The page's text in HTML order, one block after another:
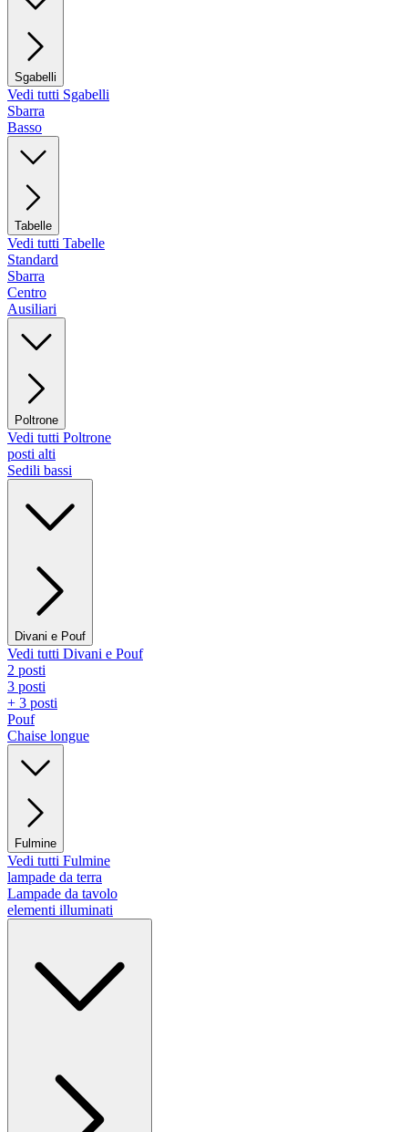
Sgabelli
Vedi tutti Sgabelli
Sbarra
Basso
Tabelle
Vedi tutti Tabelle
Standard
Sbarra
Centro
Ausiliari
Poltrone
Vedi tutti Poltrone
posti alti
Sedili bassi
Divani e Pouf
Vedi tutti Divani e Pouf
2 posti
3 posti
+ 3 posti
Pouf
Chaise longue
Fulmine
Vedi tutti Fulmine
lampade da terra
Lampade da tavolo
elementi illuminati